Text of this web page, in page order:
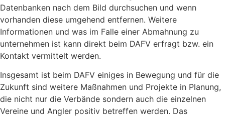
Datenbanken nach dem Bild durchsuchen und wenn
vorhanden diese umgehend entfernen. Weitere
Informationen und was im Falle einer Abmahnung zu
unternehmen ist kann direkt beim DAFV erfragt bzw. ein
Kontakt vermittelt werden.
Insgesamt ist beim DAFV einiges in Bewegung und für die
Zukunft sind weitere Maßnahmen und Projekte in Planung,
die nicht nur die Verbände sondern auch die einzelnen
Vereine und Angler positiv betreffen werden. Das